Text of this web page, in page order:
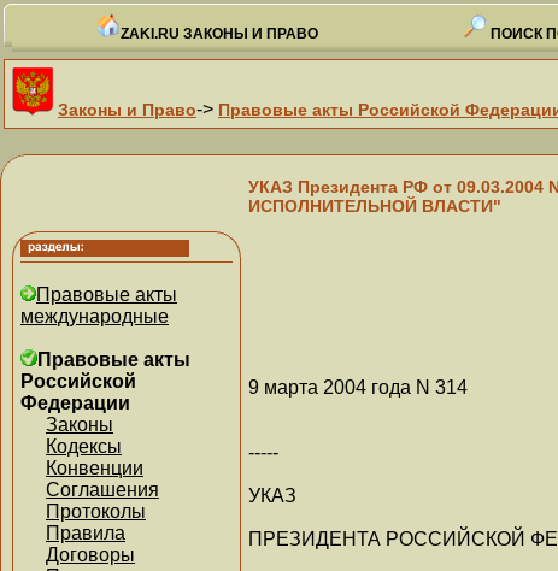
ZAKI.RU ЗАКОНЫ И ПРАВО ПОИСК
Законы и Право-> Правовые акты Российской
Правовые акты
международные
Правовые акты
Российской
Федерации
Законы
Кодексы
Конвенции
Соглашения
Протоколы
Правила
Договоры
УКАЗ Президента РФ от
ИСПОЛНИТЕЛЬНОЙ ВЛАСТИ"
9 марта 2004 года N 314
-----
УКАЗ
ПРЕЗИДЕНТА РОССИЙСКОЙ